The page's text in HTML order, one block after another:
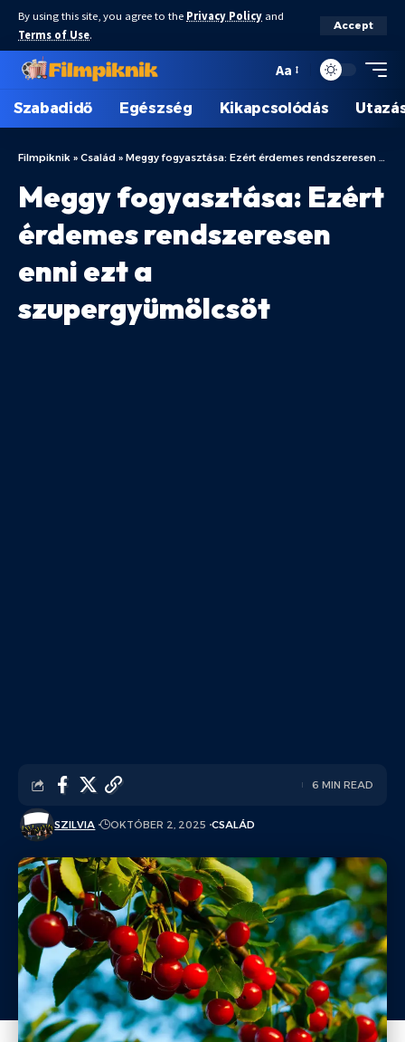
By using this site, you agree to the Privacy Policy and
Terms of Use.
Accept
Aa
Szabadidő Egészség Kikapcsolódás
Filmpiknik » Család » Meggy fogyasztása: Ezért érdemes rendszeresen enni ezt a szupergyümölcsöt
Meggy fogyasztása: Ezért
érdemes rendszeresen
enni ezt a
szupergyümölcsöt
SZILVIA OKTÓBER 2, 2025 CSALÁD
6 MIN READ